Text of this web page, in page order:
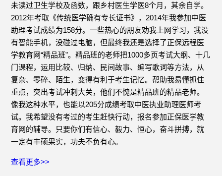
未读过卫生学校及函数，跟乡村医生学医8个月，其余自学。
2012年考取《传统医学确有专长证书》，2014年我参加中医
助理考试成绩为158分。一些热心的朋友劝我上网学习，我没
有智能手机，没碰过电脑，但最终我还是选择了正保远程医
学教育网“精品班”。精品班的老师把1000多页考试大纲、十几
门课程，运用比较、归纳、民间故事、编写歌词等方法，从
复杂、零碎、陌生，变得有利于考生记忆。帮助我易懂抓住
重点，突出考试冲刺大关，他们不愧是精品班的精品老师。
像我这种水平，也能以205分成绩考取中医执业助理医师考
试。我希望没有考过的考生赶快行动，报名参加正保医学教
育网的辅导。只要你们有信心、毅力、恒心，奋斗拼搏，就
一定有丰硕果实，功夫不负有心。
查看更多>>